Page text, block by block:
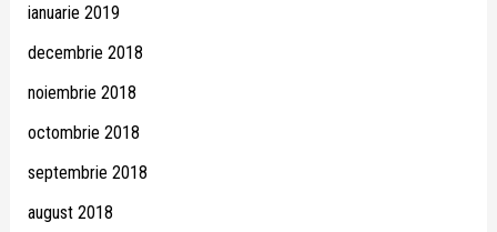
ianuarie 2019
decembrie 2018
noiembrie 2018
octombrie 2018
septembrie 2018
august 2018